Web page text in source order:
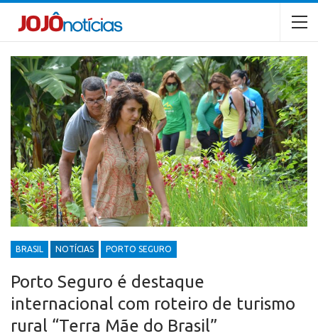
BRASIL NOTÍCIAS PORTO SEGURO
Porto Seguro é destaque
internacional com roteiro de turismo
rural “Terra Mãe do Brasil”